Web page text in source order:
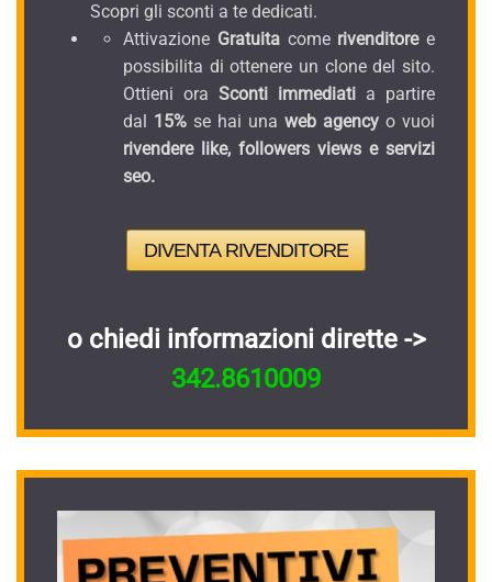
Scopri gli sconti a te dedicati.
Attivazione Gratuitacomerivenditoree
possibilita di ottenere un clone del sito.
Ottieni ora Sconti immediati a partire
dal 15% se hai una web agency o vuoi
rivendere like, followers views e servizi
seo.
DIVENTA RIVENDITORE
o chiedi informazioni dirette ->
342.8610009